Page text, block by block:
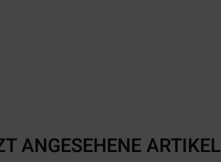
ANGESEHENE ARTIKEL